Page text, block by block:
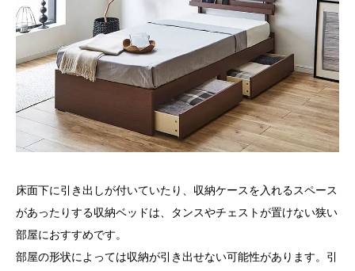
床面下に引き出しが付いていたり、収納ケースを入れるスペース
があったりする収納ベッドは、タンスやチェストが置けない狭い
部屋におすすめです。
部屋の形状によっては収納が引き出せない可能性があります。引